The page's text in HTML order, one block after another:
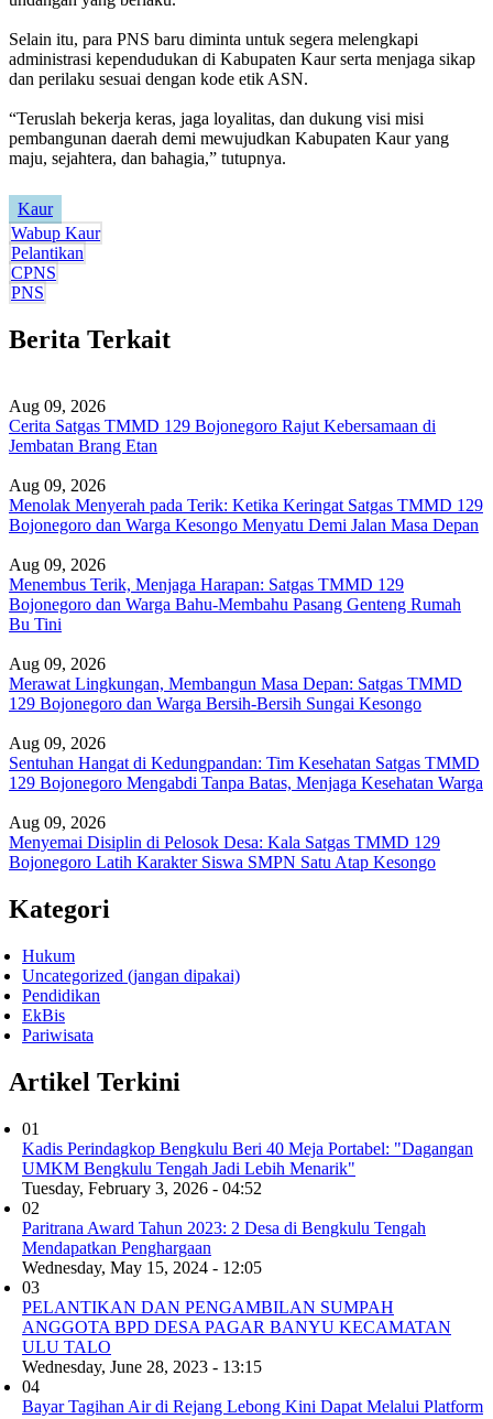
Selain itu, para PNS baru diminta untuk segera melengkapi
administrasi kependudukan di Kabupaten Kaur serta menjaga sikap
dan perilaku sesuai dengan kode etik ASN.
“Teruslah bekerja keras, jaga loyalitas, dan dukung visi misi
pembangunan daerah demi mewujudkan Kabupaten Kaur yang
maju, sejahtera, dan bahagia,” tutupnya.
Kaur
Wabup Kaur
Pelantikan
CPNS
PNS
Berita Terkait
Aug 09, 2026
Cerita Satgas TMMD 129 Bojonegoro Rajut Kebersamaan di
Jembatan Brang Etan
Aug 09, 2026
Menolak Menyerah pada Terik: Ketika Keringat Satgas TMMD 129
Bojonegoro dan Warga Kesongo Menyatu Demi Jalan Masa Depan
Aug 09, 2026
Menembus Terik, Menjaga Harapan: Satgas TMMD 129
Bojonegoro dan Warga Bahu-Membahu Pasang Genteng Rumah
Bu Tini
Aug 09, 2026
Merawat Lingkungan, Membangun Masa Depan: Satgas TMMD
129 Bojonegoro dan Warga Bersih-Bersih Sungai Kesongo
Aug 09, 2026
Sentuhan Hangat di Kedungpandan: Tim Kesehatan Satgas TMMD
129 Bojonegoro Mengabdi Tanpa Batas, Menjaga Kesehatan Warga
Aug 09, 2026
Menyemai Disiplin di Pelosok Desa: Kala Satgas TMMD 129
Bojonegoro Latih Karakter Siswa SMPN Satu Atap Kesongo
Kategori
Hukum
Uncategorized (jangan dipakai)
Pendidikan
EkBis
Pariwisata
Artikel Terkini
01
Kadis Perindagkop Bengkulu Beri 40 Meja Portabel: "Dagangan
UMKM Bengkulu Tengah Jadi Lebih Menarik"
Tuesday, February 3, 2026 - 04:52
02
Paritrana Award Tahun 2023: 2 Desa di Bengkulu Tengah
Mendapatkan Penghargaan
Wednesday, May 15, 2024 - 12:05
03
PELANTIKAN DAN PENGAMBILAN SUMPAH
ANGGOTA BPD DESA PAGAR BANYU KECAMATAN
ULU TALO
Wednesday, June 28, 2023 - 13:15
04
Bayar Tagihan Air di Rejang Lebong Kini Dapat Melalui Platform